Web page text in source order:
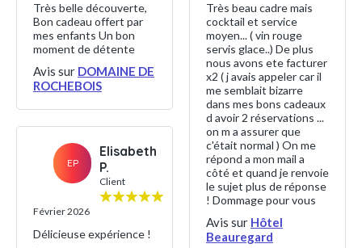
Très belle découverte,
Bon cadeau offert par
mes enfants Un bon
moment de détente
Avis sur DOMAINE DE
ROCHEBOIS
EP
Elisabeth
P.
Client
Février 2026
Délicieuse expérience !
Très beau cadre mais
cocktail et service
moyen... ( vin rouge
servis glace..) De plus
nous avons ete facturer
x2 ( j avais appeler car il
me semblait bizarre
dans mes bons cadeaux
d avoir 2 réservations ...
on m a assurer que
c'était normal ) On me
répond a mon mail a
côté et quand je renvoie
le sujet plus de réponse
! Dommage pour vous
Avis sur Hôtel
Beauregard